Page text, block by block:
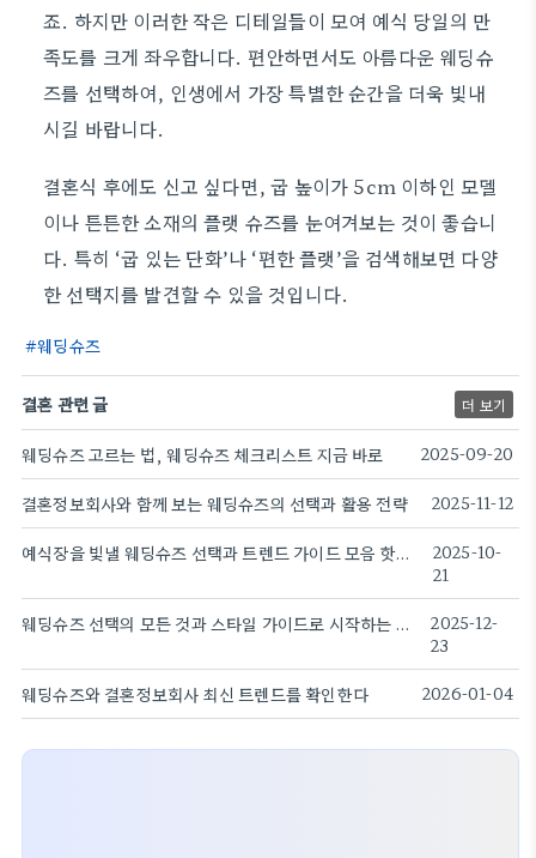
죠. 하지만 이러한 작은 디테일들이 모여 예식 당일의 만
족도를 크게 좌우합니다. 편안하면서도 아름다운 웨딩슈
즈를 선택하여, 인생에서 가장 특별한 순간을 더욱 빛내
시길 바랍니다.
결혼식 후에도 신고 싶다면, 굽 높이가 5cm 이하인 모델
이나 튼튼한 소재의 플랫 슈즈를 눈여겨보는 것이 좋습니
다. 특히 ‘굽 있는 단화’나 ‘편한 플랫’을 검색해보면 다양
한 선택지를 발견할 수 있을 것입니다.
웨딩슈즈
결혼 관련 글 더 보기
웨딩슈즈 고르는 법, 웨딩슈즈 체크리스트 지금 바로 2025-09-20
결혼정보회사와 함께 보는 웨딩슈즈의 선택과 활용 전략 2025-11-12
예식장을 빛낼 웨딩슈즈 선택과 트렌드 가이드 모음 핫리스트
2025-10-
21
웨딩슈즈 선택의 모든 것과 스타일 가이드로 시작하는 준비
2025-12-
23
웨딩슈즈와 결혼정보회사 최신 트렌드를 확인한다 2026-01-04